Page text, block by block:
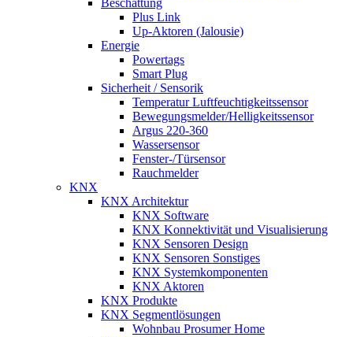
Plus Link
Up-Aktoren (Jalousie)
Energie
Powertags
Smart Plug
Sicherheit / Sensorik
Temperatur Luftfeuchtigkeitssensor
Bewegungsmelder/Helligkeitssensor
Argus 220-360
Wassersensor
Fenster-/Türsensor
Rauchmelder
KNX
KNX Architektur
KNX Software
KNX Konnektivität und Visualisierung
KNX Sensoren Design
KNX Sensoren Sonstiges
KNX Systemkomponenten
KNX Aktoren
KNX Produkte
KNX Segmentlösungen
Wohnbau Prosumer Home